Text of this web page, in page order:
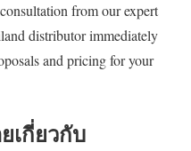
from our expert
distributor immediately
and pricing for your
เกี่ยวกับ